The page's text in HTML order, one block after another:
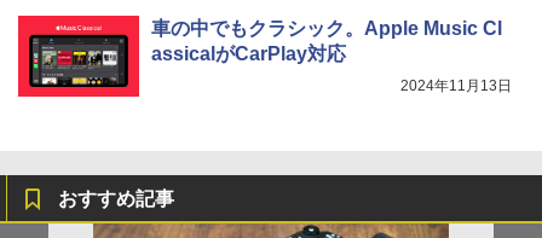
車の中でもクラシック。Apple Music Cl
assicalがCarPlay対応
2024年11月13日
おすすめ記事